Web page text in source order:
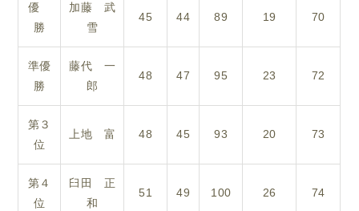
優
勝
加藤 武
雪
45 44 89 19 70
準優
勝
藤代 一
郎
48 47 95 23 72
第３
位
上地 富 48 45 93 20 73
第４
位
臼田 正
和
51 49 100 26 74